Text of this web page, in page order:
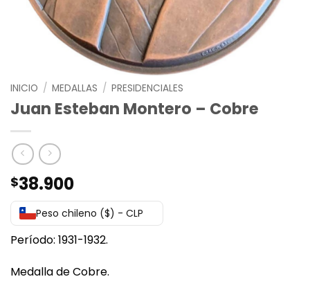
INICIO / MEDALLAS / PRESIDENCIALES
Juan Esteban Montero – Cobre
$38.900
Peso chileno ($) - CLP
Período: 1931-1932.
Medalla de Cobre.